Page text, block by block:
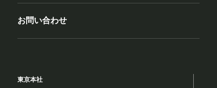
お問い合わせ
東京本社